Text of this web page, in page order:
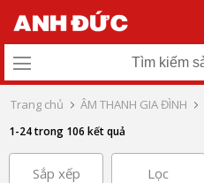
Trang chủ ÂM THANH GIA ĐÌNH
1-24 trong 106 kết quả
Sắp xếp Lọc